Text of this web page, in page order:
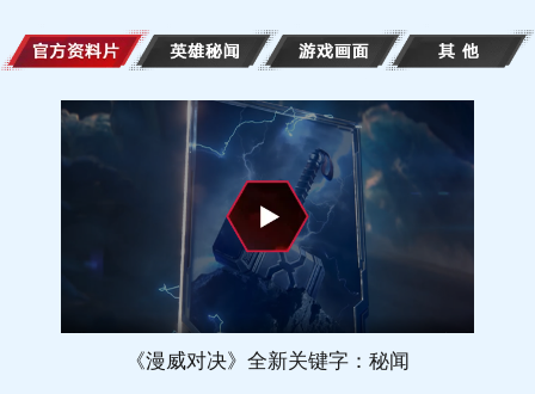
《漫威对决》全新关键字：秘闻